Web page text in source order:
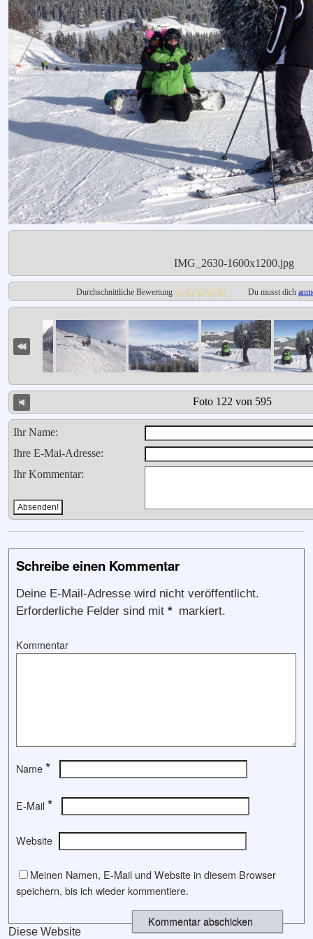
IMG_2630-1600x1200.jpg
Durchschnittliche Bewertung Du musst dich
Foto 122 von 595
Ihr Name:
Ihre E-Mai-Adresse:
Ihr Kommentar:
Schreibe einen Kommentar
Deine E-Mail-Adresse wird nicht veröffentlicht.
Erforderliche Felder sind mit * markiert.
Kommentar
Name *
E-Mail *
Website
Meinen Namen, E-Mail und Website in diesem Browser
speichern, bis ich wieder kommentiere.
Diese Website